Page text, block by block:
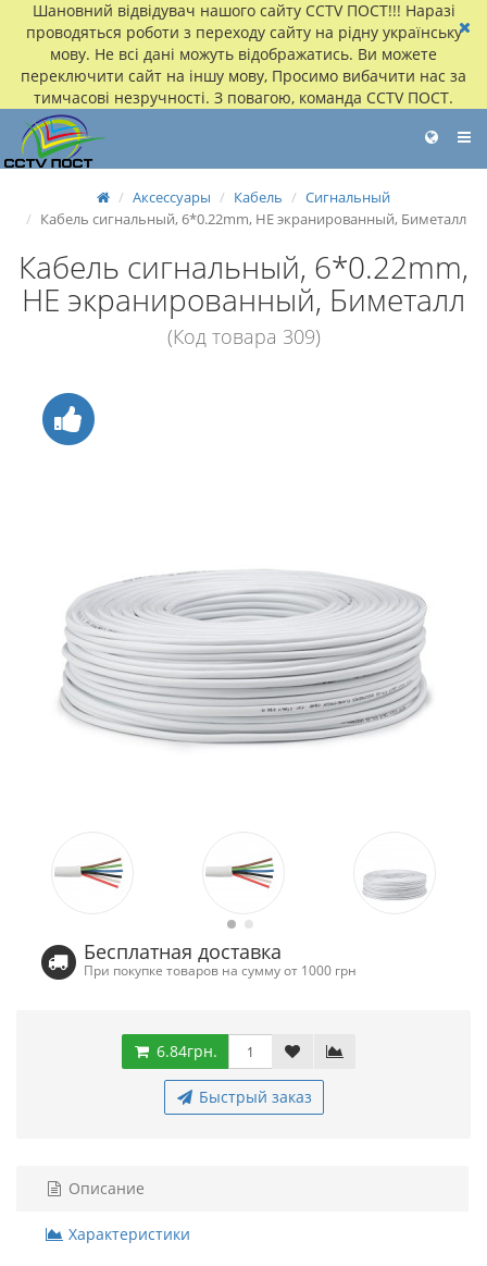
Шановний відвідувач нашого сайту CCTV ПОСТ!!! Наразі
проводяться роботи з переходу сайту на рідну українську
мову. Не всі дані можуть відображатись. Ви можете
переключити сайт на іншу мову, Просимо вибачити нас за
тимчасові незручності. З повагою, команда CCTV ПОСТ.
Аксессуары Кабель
Сигнальный
Кабель сигнальный, 6*0.22mm, НЕ экранированный, Биметалл
Кабель сигнальный, 6*0.22mm,
НЕ экранированный, Биметалл
(Код товара 309)
Бесплатная доставка
При покупке товаров на сумму от 1000 грн
6.84грн.
Быстрый заказ
Описание
Характеристики